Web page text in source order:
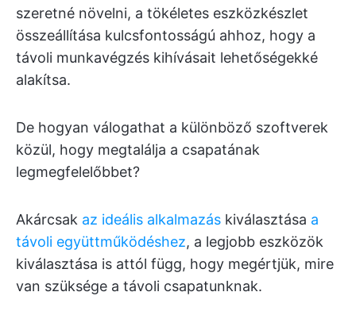
szeretné növelni, a tökéletes eszközkészlet
összeállítása kulcsfontosságú ahhoz, hogy a
távoli munkavégzés kihívásait lehetőségekké
alakítsa.
De hogyan válogathat a különböző szoftverek
közül, hogy megtalálja a csapatának
legmegfelelőbbet?
Akárcsak az ideális alkalmazás kiválasztása a
távoli együttműködéshez, a legjobb eszközök
kiválasztása is attól függ, hogy megértjük, mire
van szüksége a távoli csapatunknak.